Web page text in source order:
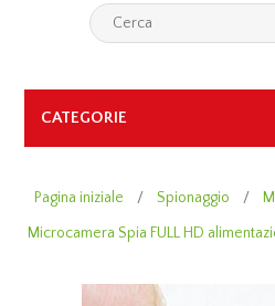
CATEGORIE
Pagina iniziale / Spionaggio /
Microcamera Spia FULL HD